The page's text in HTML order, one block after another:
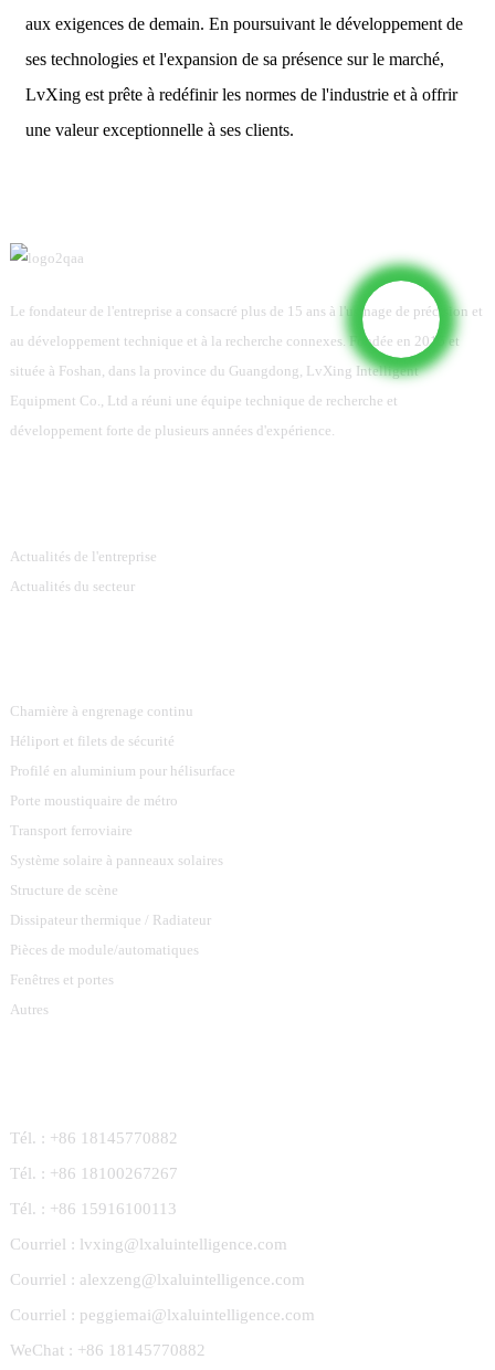
aux exigences de demain. En poursuivant le développement de
ses technologies et l'expansion de sa présence sur le marché,
LvXing est prête à redéfinir les normes de l'industrie et à offrir
une valeur exceptionnelle à ses clients.
Le fondateur de l'entreprise a consacré plus de 15 ans à l'usinage de précision et
au développement technique et à la recherche connexes. Fondée en 2015 et
située à Foshan, dans la province du Guangdong, LvXing Intelligent
Equipment Co., Ltd a réuni une équipe technique de recherche et
développement forte de plusieurs années d'expérience.
Actualités de l'entreprise
Actualités du secteur
Charnière à engrenage continu
Héliport et filets de sécurité
Profilé en aluminium pour hélisurface
Porte moustiquaire de métro
Transport ferroviaire
Système solaire à panneaux solaires
Structure de scène
Dissipateur thermique / Radiateur
Pièces de module/automatiques
Fenêtres et portes
Autres
Tél. : +86 18145770882
Tél. : +86 18100267267
Tél. : +86 15916100113
Courriel : lvxing@lxaluintelligence.com
Courriel : alexzeng@lxaluintelligence.com
Courriel : peggiemai@lxaluintelligence.com
WeChat : +86 18145770882